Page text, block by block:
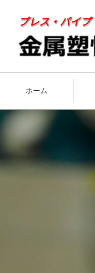
プレス・パイ
ホーム